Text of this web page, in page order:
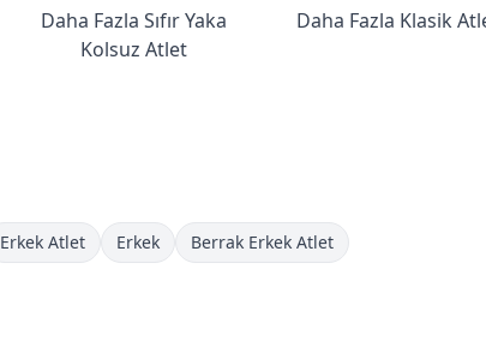
Daha Fazla Sıfır Yaka
Kolsuz Atlet
Daha Fazla Klasik
Erkek Atlet Erkek
Berrak Erkek Atlet